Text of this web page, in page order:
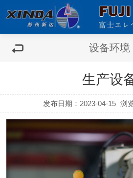
设备环境
生产设
发布日期：2023-04-15 浏